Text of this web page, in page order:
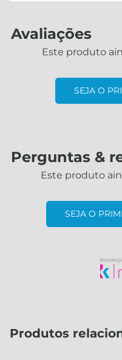
Avaliações
Este produto
SEJA O
Perguntas &
Este produto
SEJA O
Produtos